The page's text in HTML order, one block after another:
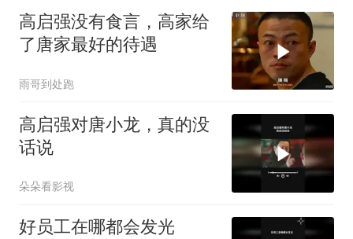
高启强没有食言，高家给
了唐家最好的待遇
雨哥到处跑
高启强对唐小龙，真的没
话说
朵朵看影视
好员工在哪都会发光